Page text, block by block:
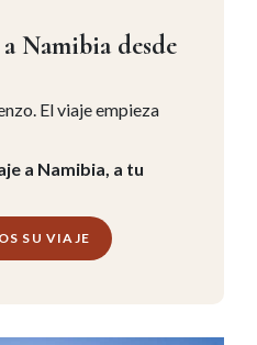
Namibia desde
El viaje empieza
a Namibia, a tu
SU VIAJE